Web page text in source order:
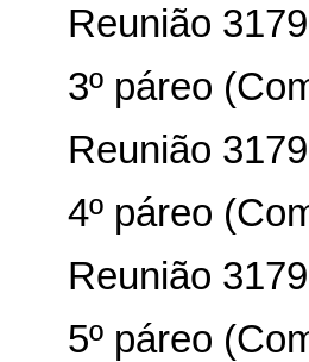
Reunião
3º páreo
Reunião
4º páreo
Reunião
5º páreo